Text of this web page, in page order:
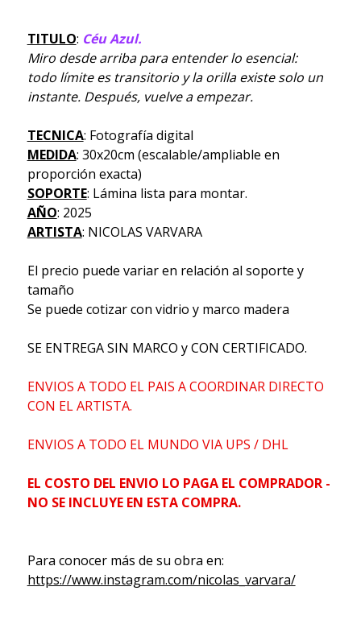
TITULO: Céu Azul.
Miro desde arriba para entender lo esencial:
todo límite es transitorio y la orilla existe solo un
instante. Después, vuelve a empezar.
TECNICA: Fotografía digital
MEDIDA: 30x20cm (escalable/ampliable en
proporción exacta)
SOPORTE: Lámina lista para montar.
AÑO: 2025
ARTISTA: NICOLAS VARVARA
El precio puede variar en relación al soporte y
tamaño
Se puede cotizar con vidrio y marco madera
SE ENTREGA SIN MARCO y CON CERTIFICADO.
ENVIOS A TODO EL PAIS A COORDINAR DIRECTO
CON EL ARTISTA.
ENVIOS A TODO EL MUNDO VIA UPS / DHL
EL COSTO DEL ENVIO LO PAGA EL COMPRADOR -
NO SE INCLUYE EN ESTA COMPRA.
Para conocer más de su obra en:
https://www.instagram.com/nicolas_varvara/